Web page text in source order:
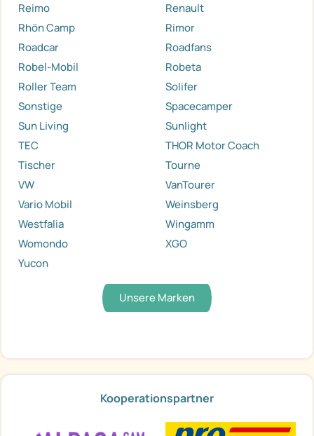
Reimo
Renault
Rhön Camp
Rimor
Roadcar
Roadfans
Robel-Mobil
Robeta
Roller Team
Solifer
Sonstige
Spacecamper
Sun Living
Sunlight
TEC
THOR Motor Coach
Tischer
Tourne
VW
VanTourer
Vario Mobil
Weinsberg
Westfalia
Wingamm
Womondo
XGO
Yucon
Unsere Marken
Kooperationspartner